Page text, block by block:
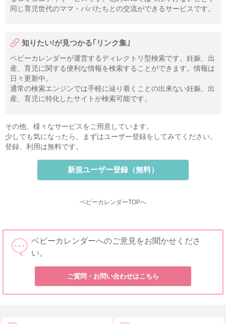
同じ育児世代のママ・パパたちとの交流ができるサービスです。
知りたい!が見つかる｢リンク集｣
ベビーカレンダーが運営するディレクトリ型検索です。妊娠、出
産、育児に関する便利な情報を検索することができます。情報は
日々更新中。
通常の検索エンジンでは手軽に辿り着くことの出来ない妊娠、出
産、育児に特化したサイトが検索可能です。
その他、様々なサービスをご用意しています。
少しでも気になったら、まずはユーザー登録をしてみてください。
登録、利用は無料です。
新規ユーザー登録（無料）
ベビーカレンダーTOPへ
ベビーカレンダーへのご意見をお聞かせくださ
い。
ご質問・お問い合わせはこちら